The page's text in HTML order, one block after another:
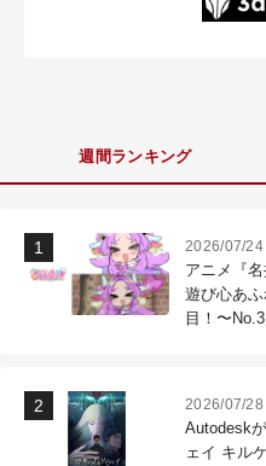
週間ランキング
2026/07/24
アニメ『
遊び心あ
目！〜
2026/07/28
Autodesk
ェイ キル